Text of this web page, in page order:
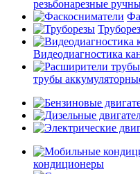
резьбонарезные
Видеодиагностика
трубы
кондиционеры